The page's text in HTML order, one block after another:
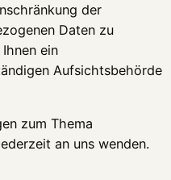
der
Daten zu
ein
Aufsichtsbehörde
zum Thema
an uns wenden.